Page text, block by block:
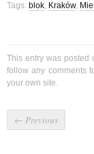
Tags: blok, Kraków,
This entry was
follow any comments
your own site.
← Previous